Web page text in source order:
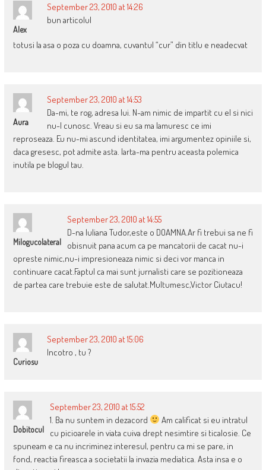
Alex
September 23, 2010 at 14:26
bun articolul
totusi la asa o poza cu doamna, cuvantul “cur” din titlu e neadecvat
Aura
September 23, 2010 at 14:53
Da-mi, te rog, adresa lui. N-am nimic de impartit cu el si nici
nu-l cunosc. Vreau si eu sa ma lamuresc ce imi
reproseaza. Eu nu-mi ascund identitatea, imi argumentez opiniile si,
daca gresesc, pot admite asta. Iarta-ma pentru aceasta polemica
inutila pe blogul tau.
Milogucolateral
September 23, 2010 at 14:55
D-na Iuliana Tudor,este o DOAMNA.Ar fi trebui sa ne fi
obisnuit pana acum ca pe mancatorii de cacat nu-i
opreste nimic,nu-i impresioneaza nimic si deci vor manca in
continuare cacat.Faptul ca mai sunt jurnalisti care se pozitioneaza
de partea care trebuie este de salutat.Multumesc,Victor Ciutacu!
Curiosu
September 23, 2010 at 15:06
Incotro , tu ?
Dobitocul
September 23, 2010 at 15:52
1. Ba nu suntem in dezacord
Am calificat si eu intratul
cu picioarele in viata cuiva drept nesimtire si ticalosie. Ce
spuneam e ca nu incriminez interesul, pentru ca mi se pare, in
fond, reactia fireasca a societatii la invazia mediatica. Asta insa e o